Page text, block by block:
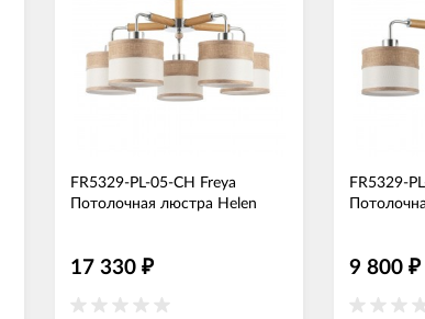
FR5329-PL-05-CH Freya
Потолочная люстра Helen
17 330 ₽
FR5329-
9 800 ₽